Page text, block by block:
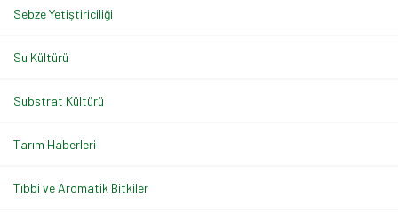
Sebze Yetiştiriciliği
Su Kültürü
Substrat Kültürü
Tarım Haberleri
Tıbbi ve Aromatik Bitkiler